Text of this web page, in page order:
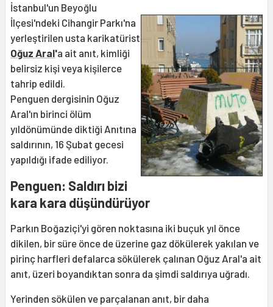
İstanbul'un Beyoğlu
İlçesi'ndeki Cihangir Parkı'na
yerleştirilen usta karikatürist
Oğuz Aral'a ait anıt, kimliği
belirsiz kişi veya kişilerce
tahrip edildi.
Penguen dergisinin Oğuz
Aral'ın birinci ölüm
yıldönümünde diktiği Anıtına
saldırının, 16 Şubat gecesi
yapıldığı ifade ediliyor.
Penguen: Saldırı bizi
kara kara düşündürüyor
Parkın Boğaziçi'yi gören noktasına iki buçuk yıl önce
dikilen, bir süre önce de üzerine gaz dökülerek yakılan ve
pirinç harfleri defalarca sökülerek çalınan Oğuz Aral'a ait
anıt, üzeri boyandıktan sonra da şimdi saldırıya uğradı.
Yerinden sökülen ve parçalanan anıt, bir daha